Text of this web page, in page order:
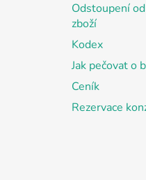
Odstoupení
zboží
Kodex
Jak pečovat o
Ceník
Rezervace